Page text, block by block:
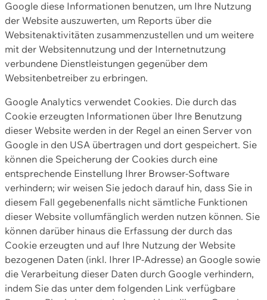
Google diese Informationen benutzen, um Ihre Nutzung
der Website auszuwerten, um Reports über die
Websitenaktivitäten zusammenzustellen und um weitere
mit der Websitennutzung und der Internetnutzung
verbundene Dienstleistungen gegenüber dem
Websitenbetreiber zu erbringen.
Google Analytics verwendet Cookies. Die durch das
Cookie erzeugten Informationen über Ihre Benutzung
dieser Website werden in der Regel an einen Server von
Google in den USA übertragen und dort gespeichert. Sie
können die Speicherung der Cookies durch eine
entsprechende Einstellung Ihrer Browser-Software
verhindern; wir weisen Sie jedoch darauf hin, dass Sie in
diesem Fall gegebenenfalls nicht sämtliche Funktionen
dieser Website vollumfänglich werden nutzen können. Sie
können darüber hinaus die Erfassung der durch das
Cookie erzeugten und auf Ihre Nutzung der Website
bezogenen Daten (inkl. Ihrer IP-Adresse) an Google sowie
die Verarbeitung dieser Daten durch Google verhindern,
indem Sie das unter dem folgenden Link verfügbare